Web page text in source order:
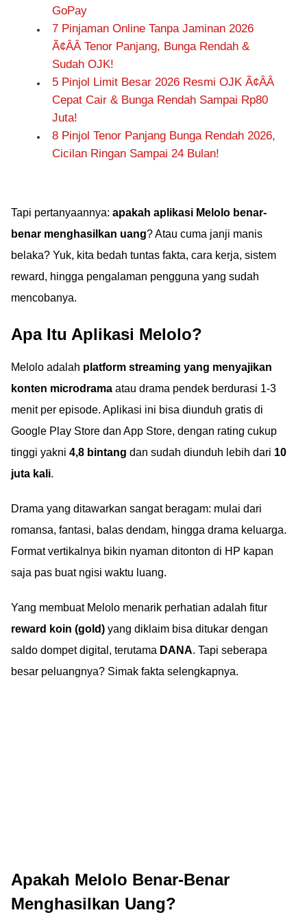
GoPay
7 Pinjaman Online Tanpa Jaminan 2026
Ã¢ÂÂ Tenor Panjang, Bunga Rendah &
Sudah OJK!
5 Pinjol Limit Besar 2026 Resmi OJK Ã¢ÂÂ
Cepat Cair & Bunga Rendah Sampai Rp80
Juta!
8 Pinjol Tenor Panjang Bunga Rendah 2026,
Cicilan Ringan Sampai 24 Bulan!
Tapi pertanyaannya: apakah aplikasi Melolo benar-
benar menghasilkan uang? Atau cuma janji manis
belaka? Yuk, kita bedah tuntas fakta, cara kerja, sistem
reward, hingga pengalaman pengguna yang sudah
mencobanya.
Apa Itu Aplikasi Melolo?
Melolo adalah platform streaming yang menyajikan
konten microdrama atau drama pendek berdurasi 1-3
menit per episode. Aplikasi ini bisa diunduh gratis di
Google Play Store dan App Store, dengan rating cukup
tinggi yakni 4,8 bintang dan sudah diunduh lebih dari 10
juta kali.
Drama yang ditawarkan sangat beragam: mulai dari
romansa, fantasi, balas dendam, hingga drama keluarga.
Format vertikalnya bikin nyaman ditonton di HP kapan
saja pas buat ngisi waktu luang.
Yang membuat Melolo menarik perhatian adalah fitur
reward koin (gold) yang diklaim bisa ditukar dengan
saldo dompet digital, terutama DANA. Tapi seberapa
besar peluangnya? Simak fakta selengkapnya.
Apakah Melolo Benar-Benar
Menghasilkan Uang?